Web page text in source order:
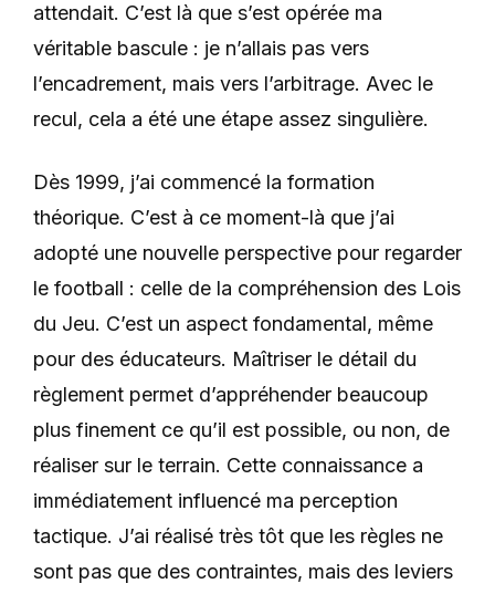
attendait. C’est là que s’est opérée ma
véritable bascule : je n’allais pas vers
l’encadrement, mais vers l’arbitrage. Avec le
recul, cela a été une étape assez singulière.
Dès 1999, j’ai commencé la formation
théorique. C’est à ce moment-là que j’ai
adopté une nouvelle perspective pour regarder
le football : celle de la compréhension des Lois
du Jeu. C’est un aspect fondamental, même
pour des éducateurs. Maîtriser le détail du
règlement permet d’appréhender beaucoup
plus finement ce qu’il est possible, ou non, de
réaliser sur le terrain. Cette connaissance a
immédiatement influencé ma perception
tactique. J’ai réalisé très tôt que les règles ne
sont pas que des contraintes, mais des leviers